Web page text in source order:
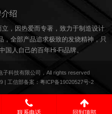
绍
，因热爱而专著，致力于制造设计
，全部产品追求极致的发烧精神，只
国人自己的百年Hi-Fi品牌。
子科技有限公司，All rights reserved
| 工信部备案： 粤ICP备19020527号-2
联系电话 回到顶部